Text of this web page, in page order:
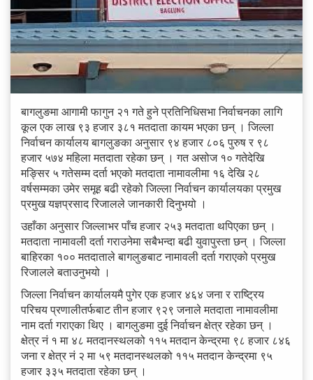
बागलुङमा आगामी फागुन २१ गते हुने प्रतिनिधिसभा निर्वाचनका लागि
कूल एक लाख ९३ हजार ३८१ मतदाता कायम भएका छन् । जिल्ला
निर्वाचन कार्यालय बागलुङका अनुसार ९४ हजार ८०६ पुरुष र ९८
हजार ५७४ महिला मतदाता रहेका छन् । गत असोज १० गतेदेखि
मङ्सिर ५ गतेसम्म दर्ता भएको मतदाता नामावलीमा १६ देखि २८
वर्षसम्मका उमेर समूह बढी रहेको जिल्ला निर्वाचन कार्यालयका प्रमुख
प्रमुख यज्ञप्रसाद रिजालले जानकारी दिनुभयो ।
उहाँका अनुसार जिल्लाभर पाँच हजार २५३ मतदाता थपिएका छन् ।
मतदाता नामावली दर्ता गराउनेमा सबैभन्दा बढी युवापुस्ता छन् । जिल्ला
बाहिरका १०० मतदाताले बागलुङबाट नामावली दर्ता गराएको प्रमुख
रिजालले बताउनुभयो ।
जिल्ला निर्वाचन कार्यालयमै पुगेर एक हजार ४६४ जना र राष्ट्रिय
परिचय प्रणालीतर्फबाट तीन हजार ९२९ जनाले मतदाता नामावलीमा
नाम दर्ता गराएका थिए । बागलुङमा दुई निर्वाचन क्षेत्र रहेका छन् ।
क्षेत्र नं १ मा ४८ मतदानस्थलको ११५ मतदान केन्द्रमा ९८ हजार ८४६
जना र क्षेत्र नं २ मा ५९ मतदानस्थलको ११५ मतदान केन्द्रमा ९५
हजार ३३५ मतदाता रहेका छन् ।